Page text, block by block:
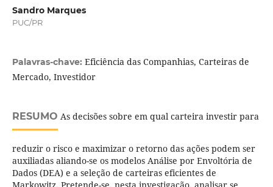
Sandro Marques
PUC/PR
Palavras-chave: Eficiência das Companhias, Carteiras de
Mercado, Investidor
RESUMO As decisões sobre em qual carteira investir para
reduzir o risco e maximizar o retorno das ações podem ser
auxiliadas aliando-se os modelos Análise por Envoltória de
Dados (DEA) e a seleção de carteiras eficientes de